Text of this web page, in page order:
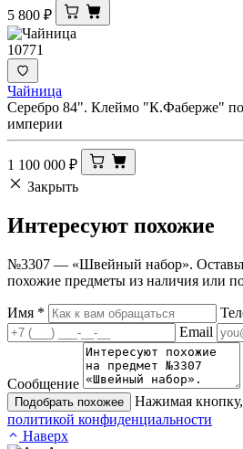
5 800 ₽
10771
Чайница
Серебро 84". Клеймо "К.Фаберже"
империи
1 100 000 ₽
Закрыть
Интересуют похожие
№3307 — «Швейный набор».
похожие предметы из наличия или
Имя *
Email
Сообщение
Подобрать похожее
Нажимая кнопку,
политикой конфиденциальности
Наверх